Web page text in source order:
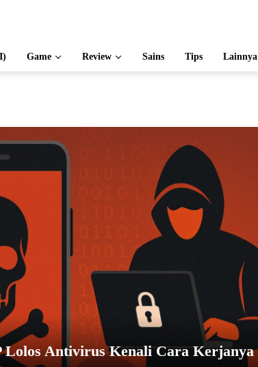
Game Review Sains Tips Lainnya
Lolos Antivirus Kenali Cara Kerjanya